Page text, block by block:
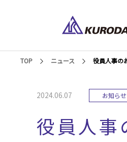
TOP ニュース 役員人事の
2024.06.07 お知らせ
役員人事